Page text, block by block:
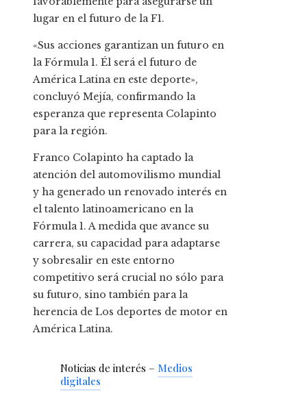
lugar en el futuro de la F1.
«Sus acciones garantizan un futuro en
la Fórmula 1. Él será el futuro de
América Latina en este deporte»,
concluyó Mejía, confirmando la
esperanza que representa Colapinto
para la región.
Franco Colapinto ha captado la
atención del automovilismo mundial
y ha generado un renovado interés en
el talento latinoamericano en la
Fórmula 1. A medida que avance su
carrera, su capacidad para adaptarse
y sobresalir en este entorno
competitivo será crucial no sólo para
su futuro, sino también para la
herencia de Los deportes de motor en
América Latina.
Noticias de interés – Medios
digitales